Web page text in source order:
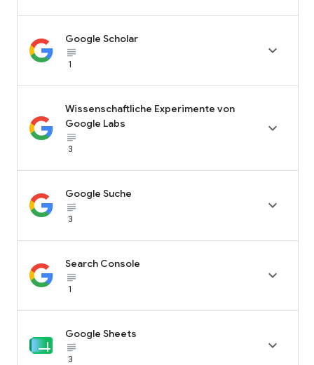
Google Scholar
subject_black
1

Wissenschaftliche Experimente von
Google Labs
subject_black
3

Google Suche
subject_black
3

Search Console
subject_black
1

Google Sheets
subject_black
3
